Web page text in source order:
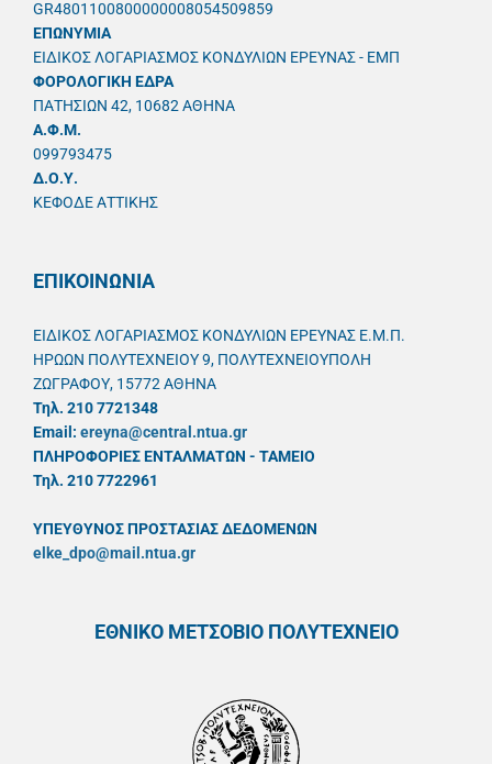
GR4801100800000008054509859
ΕΠΩΝΥΜΙΑ
ΕΙΔΙΚΟΣ ΛΟΓΑΡΙΑΣΜΟΣ ΚΟΝΔΥΛΙΩΝ ΕΡΕΥΝΑΣ - ΕΜΠ
ΦΟΡΟΛΟΓΙΚΗ ΕΔΡΑ
ΠΑΤΗΣΙΩΝ 42, 10682 ΑΘΗΝΑ
A.Φ.Μ.
099793475
Δ.Ο.Υ.
ΚΕΦΟΔΕ ΑΤΤΙΚΗΣ
ΕΠΙΚΟΙΝΩΝΙΑ
ΕΙΔΙΚΟΣ ΛΟΓΑΡΙΑΣΜΟΣ ΚΟΝΔΥΛΙΩΝ ΕΡΕΥΝΑΣ Ε.Μ.Π.
ΗΡΩΩΝ ΠΟΛΥΤΕΧΝΕΙΟΥ 9, ΠΟΛΥΤΕΧΝΕΙΟΥΠΟΛΗ
ΖΩΓΡΑΦΟΥ, 15772 ΑΘΗΝΑ
Τηλ. 210 7721348
Email: ereyna@central.ntua.gr
ΠΛΗΡΟΦΟΡΙΕΣ ΕΝΤΑΛΜΑΤΩΝ - ΤΑΜΕΙΟ
Τηλ. 210 7722961
ΥΠΕΥΘYΝΟΣ ΠΡΟΣΤΑΣΙΑΣ ΔΕΔΟΜΕΝΩΝ
elke_dpo@mail.ntua.gr
ΕΘΝΙΚΟ ΜΕΤΣΟΒΙΟ ΠΟΛΥΤΕΧΝΕΙΟ